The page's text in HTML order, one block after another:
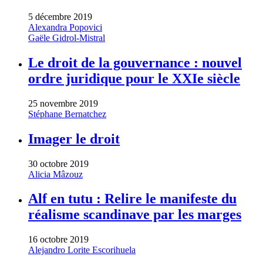
5 décembre 2019
Alexandra Popovici
Gaële Gidrol-Mistral
Le droit de la gouvernance : nouvel
ordre juridique pour le XXIe siècle
25 novembre 2019
Stéphane Bernatchez
Imager le droit
30 octobre 2019
Alicia Mâzouz
Alf en tutu : Relire le manifeste du
réalisme scandinave par les marges
16 octobre 2019
Alejandro Lorite Escorihuela